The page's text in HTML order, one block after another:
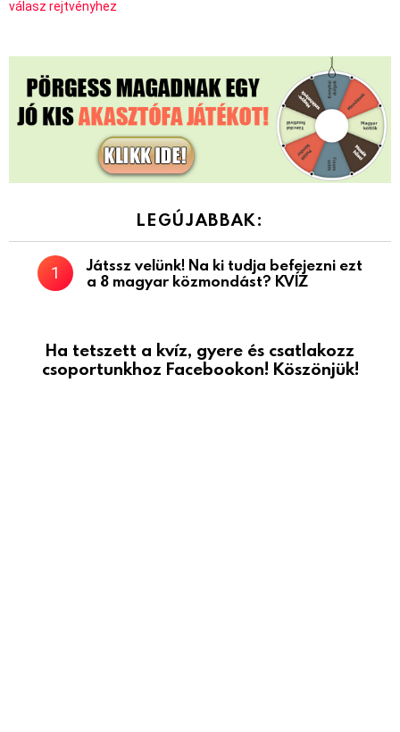
válasz rejtvényhez
LEGÚJABBAK:
Játssz velünk! Na ki tudja befejezni ezt
a 8 magyar közmondást? KVÍZ
Ha tetszett a kvíz, gyere és csatlakozz
csoportunkhoz Facebookon! Köszönjük!